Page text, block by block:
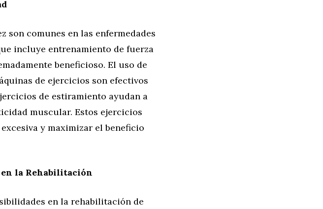
son comunes en las enfermedades
incluye entrenamiento de fuerza
beneficioso. El uso de
de ejercicios son efectivos
de estiramiento ayudan a
muscular. Estos ejercicios
y maximizar el beneficio
la Rehabilitación
en la rehabilitación de